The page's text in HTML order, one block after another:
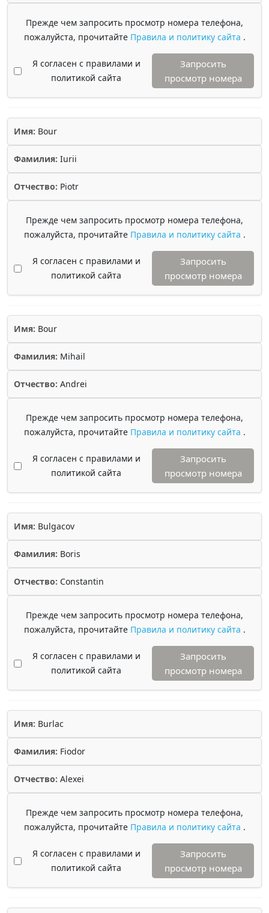
Прежде чем запросить просмотр номера телефона,
пожалуйста, прочитайте Правила и политику сайта .
Я согласен с правилами и
политикой сайта
Запросить
просмотр номера
Имя: Bour
Фамилия: Iurii
Отчество: Piotr
Прежде чем запросить просмотр номера телефона,
пожалуйста, прочитайте Правила и политику сайта .
Я согласен с правилами и
политикой сайта
Запросить
просмотр номера
Имя: Bour
Фамилия: Mihail
Отчество: Andrei
Прежде чем запросить просмотр номера телефона,
пожалуйста, прочитайте Правила и политику сайта .
Я согласен с правилами и
политикой сайта
Запросить
просмотр номера
Имя: Bulgacov
Фамилия: Boris
Отчество: Constantin
Прежде чем запросить просмотр номера телефона,
пожалуйста, прочитайте Правила и политику сайта .
Я согласен с правилами и
политикой сайта
Запросить
просмотр номера
Имя: Burlac
Фамилия: Fiodor
Отчество: Alexei
Прежде чем запросить просмотр номера телефона,
пожалуйста, прочитайте Правила и политику сайта .
Я согласен с правилами и
политикой сайта
Запросить
просмотр номера